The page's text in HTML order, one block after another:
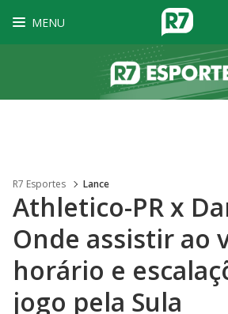
MENU
R7 Esportes Lance
Athletico-PR x
Onde assistir ao
horário e
jogo pela Sula